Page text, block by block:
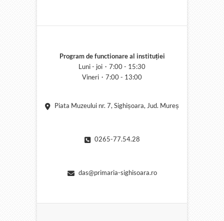
Program de functionare al instituției
Luni - joi・7:00 - 15:30
Vineri・7:00 - 13:00
Piata Muzeului nr. 7, Sighișoara, Jud. Mureș
0265-77.54.28
das@primaria-sighisoara.ro